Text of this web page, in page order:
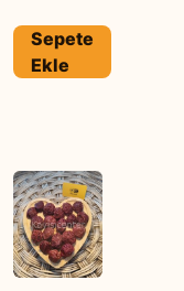
Sepete
Ekle